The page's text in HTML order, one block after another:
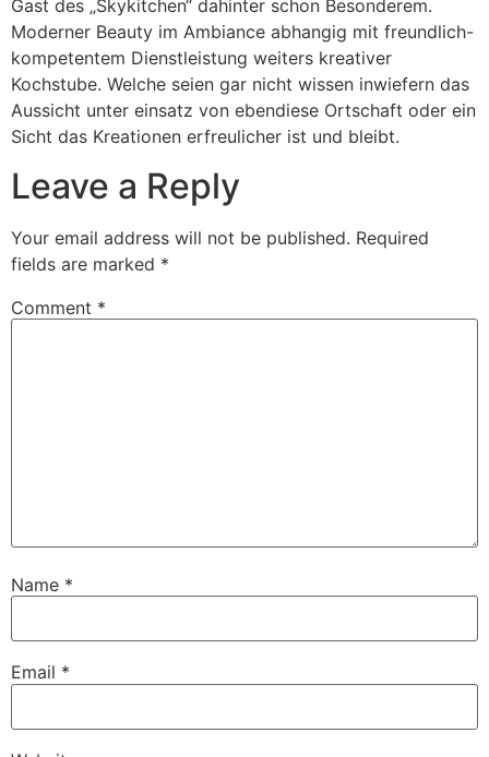
Gast des „Skykitchen“ dahinter schon Besonderem.
Moderner Beauty im Ambiance abhangig mit freundlich-
kompetentem Dienstleistung weiters kreativer
Kochstube. Welche seien gar nicht wissen inwiefern das
Aussicht unter einsatz von ebendiese Ortschaft oder ein
Sicht das Kreationen erfreulicher ist und bleibt.
Leave a Reply
Your email address will not be published. Required
fields are marked *
Comment *
Name *
Email *